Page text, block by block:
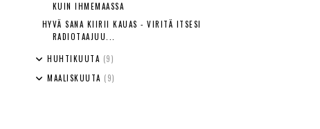
KUIN IHMEMAASSA
HYVÄ SANA KIIRII KAUAS - VIRITÄ ITSESI
RADIOTAAJUU...
HUHTIKUUTA (9)
MAALISKUUTA (9)